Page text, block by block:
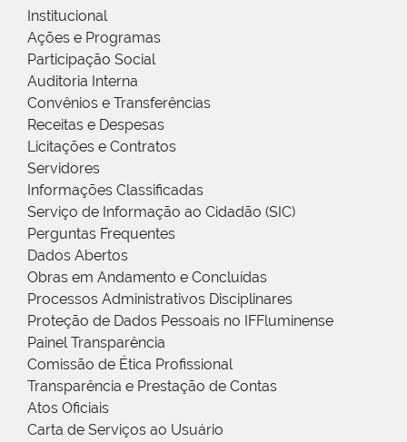
Institucional
Ações e Programas
Participação Social
Auditoria Interna
Convênios e Transferências
Receitas e Despesas
Licitações e Contratos
Servidores
Informações Classificadas
Serviço de Informação ao Cidadão (SIC)
Perguntas Frequentes
Dados Abertos
Obras em Andamento e Concluídas
Processos Administrativos Disciplinares
Proteção de Dados Pessoais no IFFluminense
Painel Transparência
Comissão de Ética Profissional
Transparência e Prestação de Contas
Atos Oficiais
Carta de Serviços ao Usuário